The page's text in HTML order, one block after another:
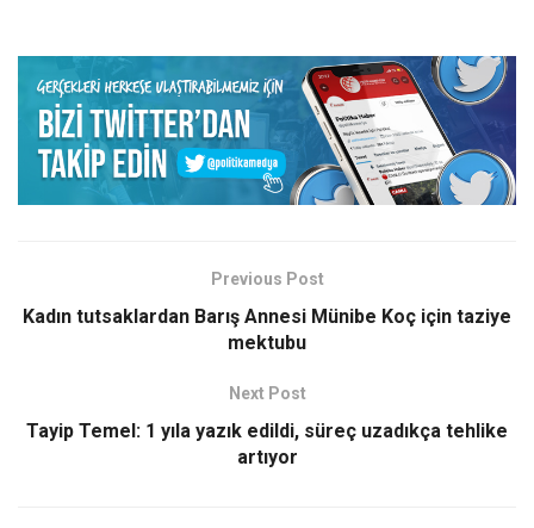
Previous Post
Kadın tutsaklardan Barış Annesi Münibe Koç için taziye
mektubu
Next Post
Tayip Temel: 1 yıla yazık edildi, süreç uzadıkça tehlike
artıyor